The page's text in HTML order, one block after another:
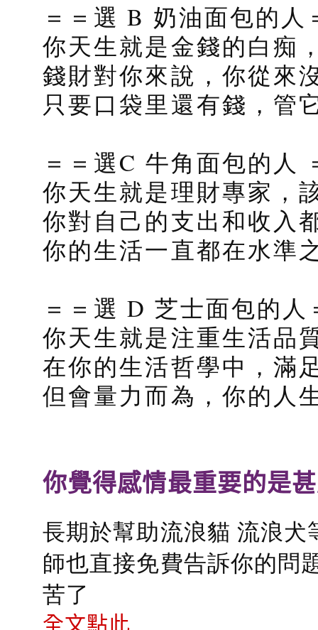
＝＝選 B 奶油面包的人
你天生就是金錢的白痴
錢財對你來說，你從來
只要口袋里還有錢，管
＝＝選C 牛角面包的人
你天生就是理財專家，
你對自己的支出和收入
你的生活一直都在水準
＝＝選 D 芝士面包的人
你天生就是注重生活品
在你的生活哲學中，滿
但會量力而為，你的人
你覺得感情最重要的是
長期於幫助流浪貓 流浪
師也直接免費告訴你的問
苦了
全文點此